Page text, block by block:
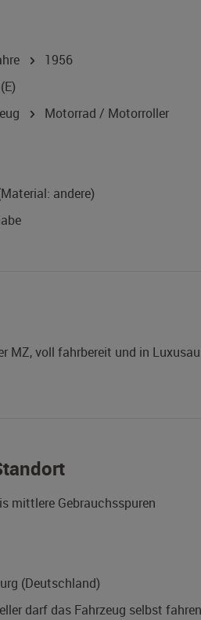
1956
Motorrad / Motorroller
andere)
MZ, voll fahrbereit und in
mittlere Gebrauchsspuren
(Deutschland)
darf das Fahrzeug selbst